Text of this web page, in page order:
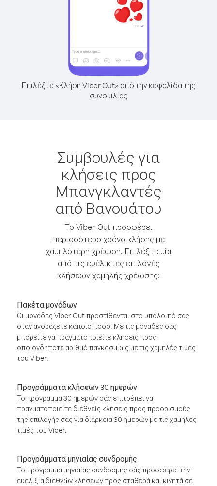
Επιλέξτε «Κλήση Viber Out» από την κεφαλίδα της
συνομιλίας
Συμβουλές για
κλήσεις προς
Μπανγκλαντές
από Βανουάτου
Το Viber Out προσφέρει
περισσότερο χρόνο κλήσης με
χαμηλότερη χρέωση. Επιλέξτε μία
από τις ευέλικτες επιλογές
κλήσεων χαμηλής χρέωσης:
Πακέτα μονάδων
Οι μονάδες Viber Out προστίθενται στο υπόλοιπό σας
όταν αγοράζετε κάποιο ποσό. Με τις μονάδες σας
μπορείτε να πραγματοποιείτε κλήσεις προς
οποιονδήποτε αριθμό παγκοσμίως με τις χαμηλές τιμές
του Viber.
Προγράμματα κλήσεων 30 ημερών
Το πρόγραμμα 30 ημερών σάς επιτρέπει να
πραγματοποιείτε διεθνείς κλήσεις προς προορισμούς
της επιλογής σας για διάρκεια 30 ημερών με τις χαμηλές
τιμές του Viber.
Προγράμματα μηνιαίας συνδρομής
Το πρόγραμμα μηνιαίας συνδρομής σάς προσφέρει την
ευελιξία διεθνών κλήσεων προς σταθερά και κινητά σε